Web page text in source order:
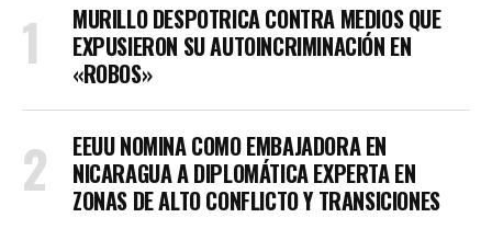
MURILLO DESPOTRICA CONTRA MEDIOS QUE
EXPUSIERON SU AUTOINCRIMINACIÓN EN
«ROBOS»
EEUU NOMINA COMO EMBAJADORA EN
NICARAGUA A DIPLOMÁTICA EXPERTA EN
ZONAS DE ALTO CONFLICTO Y TRANSICIONES